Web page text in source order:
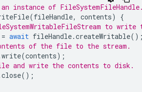
instance of
(fileHandle, contents)
{
to write
= await fileHandle.createWritable
of the file to the stream.
write(contents);
and write the contents to disk.
close();